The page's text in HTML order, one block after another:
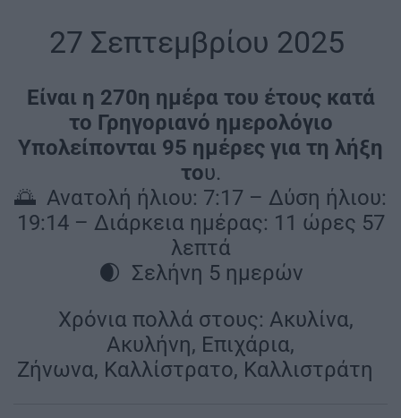
27 Σεπτεμβρίου 2025
Είναι η 270η ημέρα του έτους κατά
το Γρηγοριανό ημερολόγιο
Υπολείπονται 95 ημέρες για τη λήξη
του.
🌅 Ανατολή ήλιου: 7:17 – Δύση ήλιου:
19:14 – Διάρκεια ημέρας: 11 ώρες 57
λεπτά
🌒 Σελήνη 5 ημερών
Χρόνια πολλά στους: Ακυλίνα,
Ακυλήνη, Επιχάρια,
Ζήνωνα, Καλλίστρατο, Καλλιστράτη